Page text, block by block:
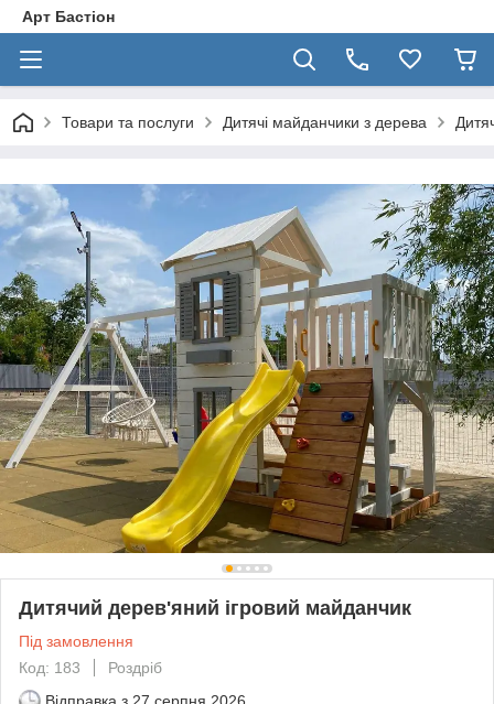
Арт Бастіон
Товари та послуги Дитячі майданчики з дерева
Дитячий дерев'яний ігровий майданчик
Під замовлення
Код: 183
Роздріб
Відправка з 27 серпня 2026